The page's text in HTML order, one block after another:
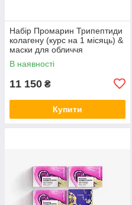
Набір Промарин Трипептиди
колагену (курс на 1 місяць) &
маски для обличчя
біоцелюлозні Skin Harmony
(5 саше)
В наявності
11 150 ₴
Купити